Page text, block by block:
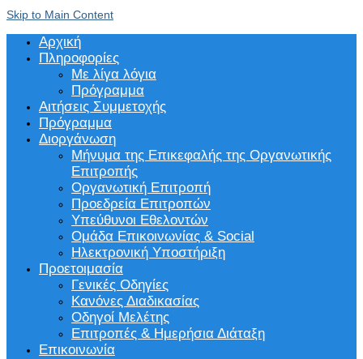
Skip to Main Content
Αρχική
Πληροφορίες
Με λίγα λόγια
Πρόγραμμα
Αιτήσεις Συμμετοχής
Πρόγραμμα
Διοργάνωση
Μήνυμα της Επικεφαλής της Οργανωτικής
Επιτροπής
Οργανωτική Επιτροπή
Προεδρεία Επιτροπών
Υπεύθυνοι Εθελοντών
Ομάδα Επικοινωνίας & Social
Ηλεκτρονική Υποστήριξη
Προετοιμασία
Γενικές Οδηγίες
Κανόνες Διαδικασίας
Οδηγοί Μελέτης
Επιτροπές & Ημερήσια Διάταξη
Επικοινωνία